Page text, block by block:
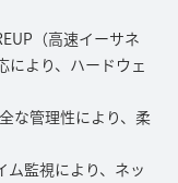
（高速イーサネ
により、ハードウェ
な管理性により、柔
ム監視により、ネッ